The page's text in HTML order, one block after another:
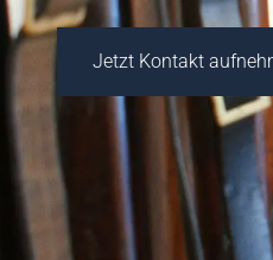
Jetzt Kontakt